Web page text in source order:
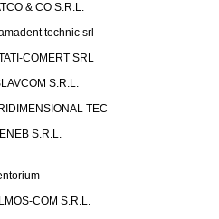
& CO S.R.L.
technic srl
COMERT SRL
S.R.L.
TEC
S.R.L.
COM S.R.L.